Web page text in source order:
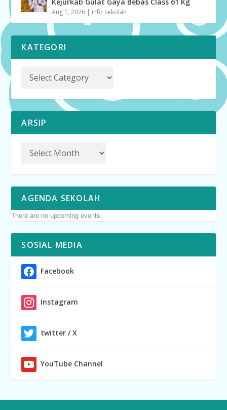
Aug 1, 2026 | info sekolah
KATEGORI
ARSIP
AGENDA SEKOLAH
There are no upcoming events.
SOSIAL MEDIA
Facebook
Instagram
twitter / X
YouTube Channel